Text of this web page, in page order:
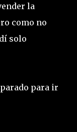
la
como no
solo
para ir